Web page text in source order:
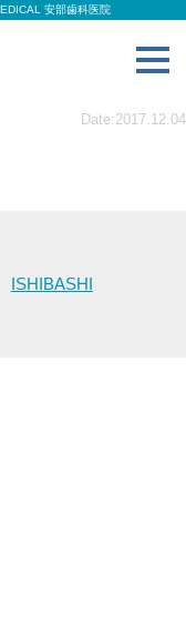
安部歯科医院
Date:2017.12.04
ISHIBASHI